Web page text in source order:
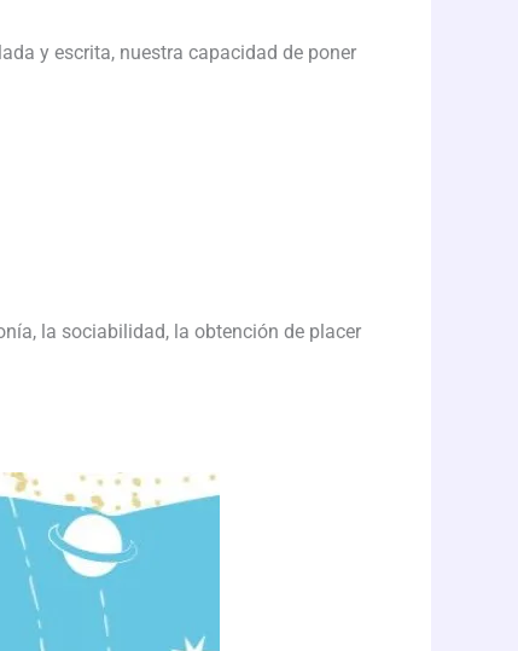
y escrita, nuestra capacidad de poner
la sociabilidad, la obtención de placer